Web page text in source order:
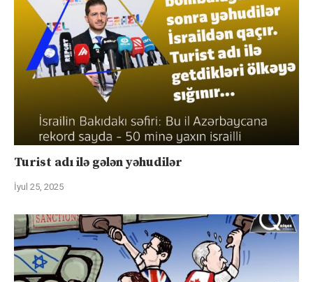
Turist adı ilə gələn yəhudilər
İyul 25, 2025